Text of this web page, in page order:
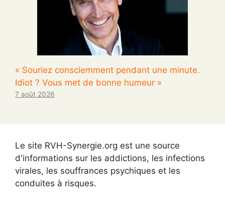
« Souriez consciemment pendant une minute.
Idiot ? Vous met de bonne humeur »
7 août 2026
Le site RVH-Synergie.org est une source
d'informations sur les addictions, les infections
virales, les souffrances psychiques et les
conduites à risques.